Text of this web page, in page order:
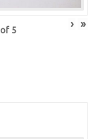
of 5 › »